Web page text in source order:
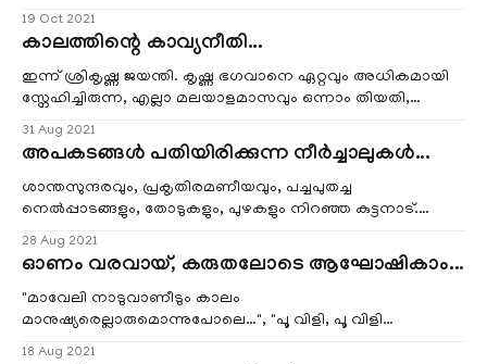
ചേർത്തുപിടിച്ചുകൊണ്ട്, അവരുടെ ദുരിതത്തിന്
കൈത്താങ്ങാകുവാൻ
19 Oct 2021
കാലത്തിന്റെ കാവ്യനീതി...
ഇന്ന് ശ്രികൃഷ്ണ ജയന്തി. കൃഷ്ണ ഭഗവാനെ ഏറ്റവും അധികമായി
സ്നേഹിച്ചിരുന്ന, എല്ലാ മലയാളമാസവും ഒന്നാം തിയതി,
ഗുരുവായുരപ്പന്റെ മുന്നിൽ പൂക്കൾ
31 Aug 2021
അപകടങ്ങൾ പതിയിരിക്കുന്ന നീർച്ചാലുകൾ...
ശാന്തസുന്ദരവും, പ്രകൃതിരമണീയവും, പച്ചപുതച്ച
നെൽപ്പാടങ്ങളും, തോടുകളും, പുഴകളും നിറഞ്ഞ കുട്ടനാട്.
കണ്ണെത്താദൂരത് പരന്നുകിടക്കുന്ന നെൽപ്പാടങ്ങൾ, കാ
28 Aug 2021
ഓണം വരവായ്, കരുതലോടെ ആഘോഷികാം...
"മാവേലി നാടുവാണീടും കാലം
മാനുഷ്യരെല്ലാരുമൊന്നുപോലെ…", "പൂ വിളി, പൂ വിളി
പൊന്നോണമായി…"എന്ന് ഒക്കെ, ഉച്ചത്തിൽ ഏറ്റുപാടുന്
18 Aug 2021